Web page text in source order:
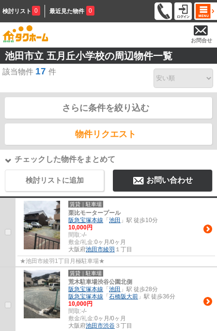
検討リスト 0 最近見た物件 0
お問合せ
池田市立 五月丘小学校の周辺物件一覧
該当物件 17 件
さらに条件を絞り込む
物件リクエスト
チェックした物件をまとめて
検討リストに追加 お問い合わせ
賃貸｜駐車場
栗比モータープール
阪急宝塚本線 「 池田 」駅 徒歩10分
10,000円
間取:-/-
敷金/礼金:0ヶ月/0ヶ月
大阪府池田市綾羽 １丁目
★池田市綾羽1丁目月極駐車場★
賃貸｜駐車場
荒木駐車場渋谷公園北側
阪急宝塚本線 「 池田 」駅 徒歩28分
阪急宝塚本線 「 石橋阪大前 」駅 徒歩36分
10,000円
間取:-/-
敷金/礼金:0ヶ月/0ヶ月
大阪府池田市渋谷 ３丁目